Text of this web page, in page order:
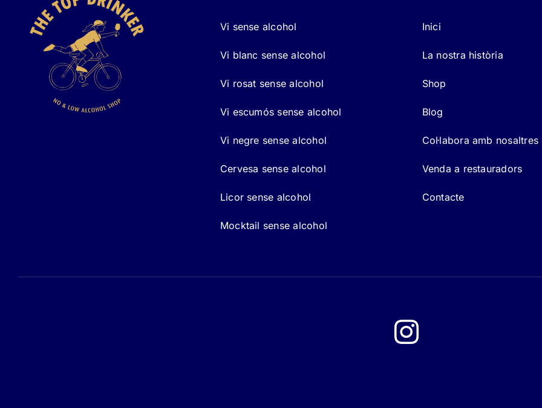
Vi sense alcohol
Vi blanc sense alcohol
Vi rosat sense alcohol
Vi escumós sense alcohol
Vi negre sense alcohol
Cervesa sense alcohol
Licor sense alcohol
Mocktail sense alcohol
Inici
La nostra història
Shop
Blog
Col·labora amb nosaltres
Venda a restauradors
Contacte